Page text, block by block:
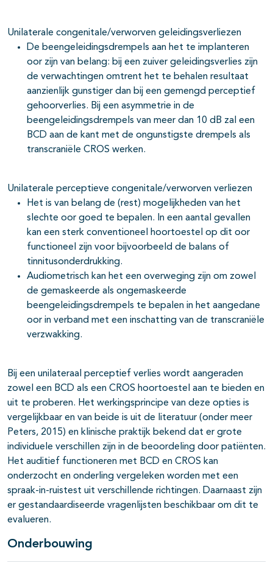
Unilaterale congenitale/verworven geleidingsverliezen
De beengeleidingsdrempels aan het te implanteren
oor zijn van belang: bij een zuiver geleidingsverlies zijn
de verwachtingen omtrent het te behalen resultaat
aanzienlijk gunstiger dan bij een gemengd perceptief
gehoorverlies. Bij een asymmetrie in de
beengeleidingsdrempels van meer dan 10 dB zal een
BCD aan de kant met de ongunstigste drempels als
transcraniële CROS werken.
Unilaterale perceptieve congenitale/verworven verliezen
Het is van belang de (rest) mogelijkheden van het
slechte oor goed te bepalen. In een aantal gevallen
kan een sterk conventioneel hoortoestel op dit oor
functioneel zijn voor bijvoorbeeld de balans of
tinnitusonderdrukking.
Audiometrisch kan het een overweging zijn om zowel
de gemaskeerde als ongemaskeerde
beengeleidingsdrempels te bepalen in het aangedane
oor in verband met een inschatting van de transcraniële
verzwakking.
Bij een unilateraal perceptief verlies wordt aangeraden
zowel een BCD als een CROS hoortoestel aan te bieden en
uit te proberen. Het werkingsprincipe van deze opties is
vergelijkbaar en van beide is uit de literatuur (onder meer
Peters, 2015) en klinische praktijk bekend dat er grote
individuele verschillen zijn in de beoordeling door patiënten.
Het auditief functioneren met BCD en CROS kan
onderzocht en onderling vergeleken worden met een
spraak-in-ruistest uit verschillende richtingen. Daarnaast zijn
er gestandaardiseerde vragenlijsten beschikbaar om dit te
evalueren.
Onderbouwing